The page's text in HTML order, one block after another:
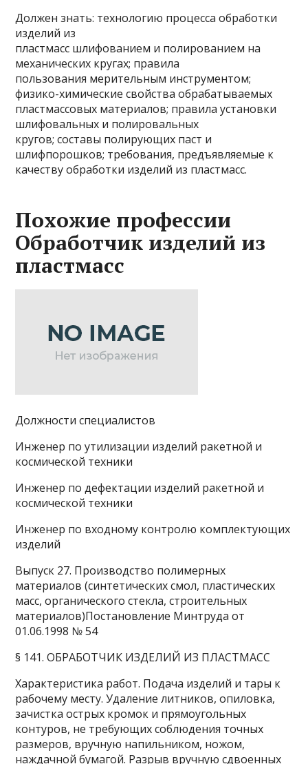
Должен знать: технологию процесса обработки
изделий из
пластмасс шлифованием и полированием на
механических кругах; правила
пользования мерительным инструментом;
физико-химические свойства обрабатываемых
пластмассовых материалов; правила установки
шлифовальных и полировальных
кругов; составы полирующих паст и
шлифпорошков; требования, предъявляемые к
качеству обработки изделий из пластмасс.
Похожие профессии
Обработчик изделий из
пластмасс
Должности cпециалистов
Инженер по утилизации изделий ракетной и
космической техники
Инженер по дефектации изделий ракетной и
космической техники
Инженер по входному контролю комплектующих
изделий
Выпуск 27. Производство полимерных
материалов (синтетических смол, пластических
масс, органического стекла, строительных
материалов)Постановление Минтруда от
01.06.1998 № 54
§ 141. ОБРАБОТЧИК ИЗДЕЛИЙ ИЗ ПЛАСТМАСС
Характеристика работ. Подача изделий и тары к
рабочему месту. Удаление литников, опиловка,
зачистка острых кромок и прямоугольных
контуров, не требующих соблюдения точных
размеров, вручную напильником, ножом,
наждачной бумагой. Разрыв вручную сдвоенных